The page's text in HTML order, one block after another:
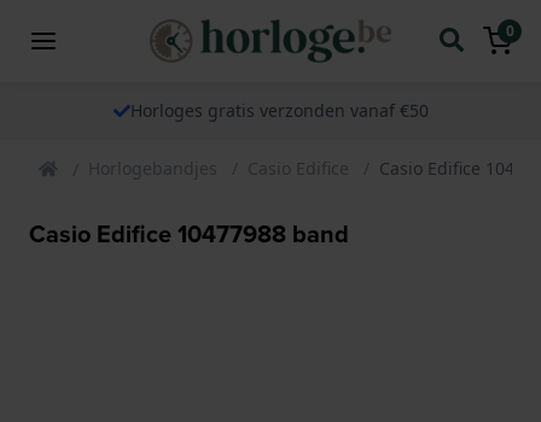
0
Horloges gratis verzonden vanaf €50
Horlogebandjes Casio Edifice Casio Edifice
Casio Edifice 10477988 band